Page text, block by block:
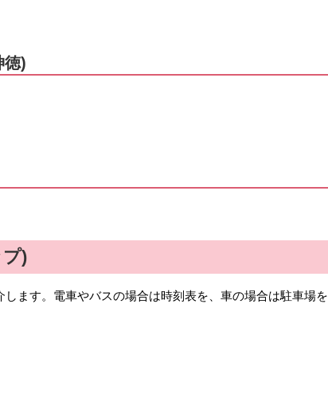
徳)
)
ます。電車やバスの場合は時刻表を、車の場合は駐車場を